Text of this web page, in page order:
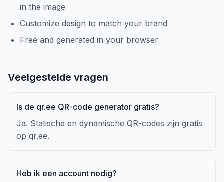
in the image
Customize design to match your brand
Free and generated in your browser
Veelgestelde vragen
Is de qr.ee QR-code generator gratis?
Ja. Statische en dynamische QR-codes zijn gratis
op qr.ee.
Heb ik een account nodig?